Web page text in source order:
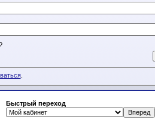
.
Быстрый переход